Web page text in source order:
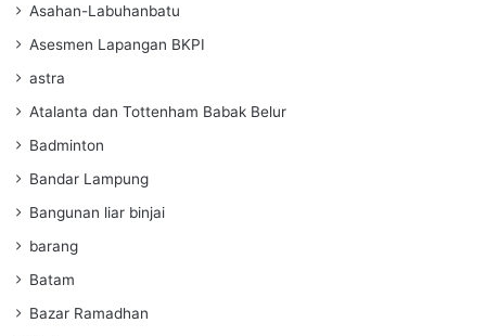
Asahan-Labuhanbatu
Asesmen Lapangan BKPI
astra
Atalanta dan Tottenham Babak Belur
Badminton
Bandar Lampung
Bangunan liar binjai
barang
Batam
Bazar Ramadhan